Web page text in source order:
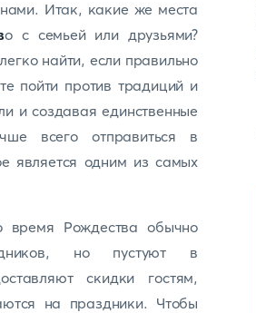
Итак, какие же места
о с семьей или друзьями?
найти, если правильно
пойти против традиций и
и создавая единственные
всего отправиться в
является одним из самых
Рождества обычно
но пустуют в
скидки гостям,
на праздники. Чтобы